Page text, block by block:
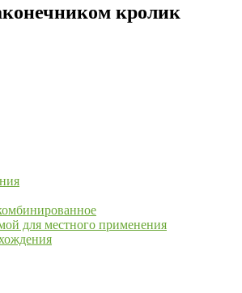
кролик
для местного применения